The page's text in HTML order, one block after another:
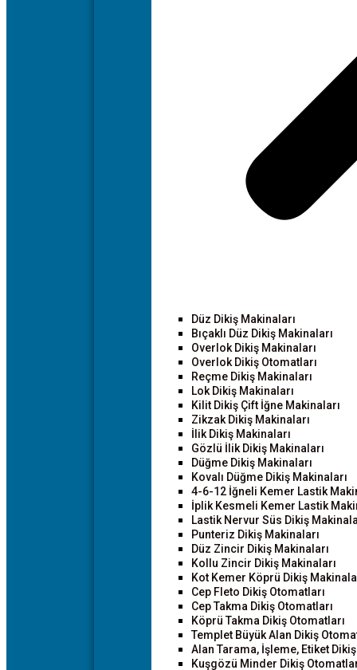
Düz Dikiş Makinaları
Bıçaklı Düz Dikiş Makinaları
Overlok Dikiş Makinaları
Overlok Dikiş Otomatları
Reçme Dikiş Makinaları
Lok Dikiş Makinaları
Kilit Dikiş Çift İğne Makinaları
Zikzak Dikiş Makinaları
İlik Dikiş Makinaları
Gözlü İlik Dikiş Makinaları
Düğme Dikiş Makinaları
Kovalı Düğme Dikiş Makinaları
4-6-12 İğneli Kemer Lastik
İplik Kesmeli Kemer Lastik
Lastik Nervur Süs Dikiş
Punteriz Dikiş Makinaları
Düz Zincir Dikiş Makinaları
Kollu Zincir Dikiş Makinaları
Kot Kemer Köprü Dikiş
Cep Fleto Dikiş Otomatları
Cep Takma Dikiş Otomatları
Köprü Takma Dikiş Otomatları
Templet Büyük Alan Dikiş
Alan Tarama, İşleme, Etiket
Kuşgözü Minder Dikiş